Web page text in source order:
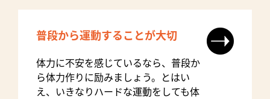
普段から運動することが大切
体力に不安を感じているなら、普段か
ら体力作りに励みましょう。とはい
え、いきなりハードな運動をしても体